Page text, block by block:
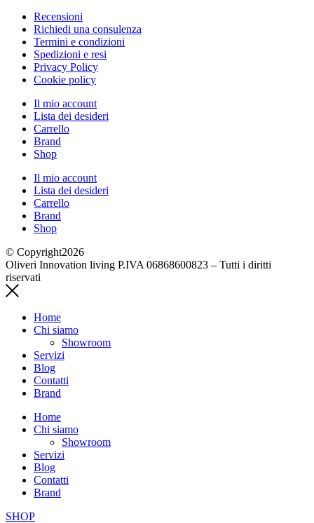
Recensioni
Richiedi una consulenza
Termini e condizioni
Spedizioni e resi
Privacy Policy
Cookie policy
Il mio account
Lista dei desideri
Carrello
Brand
Shop
Il mio account
Lista dei desideri
Carrello
Brand
Shop
© Copyright2026
Oliveri Innovation living P.IVA 06868600823 – Tutti i diritti
riservati
Home
Chi siamo
Showroom
Servizi
Blog
Contatti
Brand
Home
Chi siamo
Showroom
Servizi
Blog
Contatti
Brand
SHOP